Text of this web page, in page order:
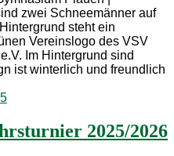
2025/2026